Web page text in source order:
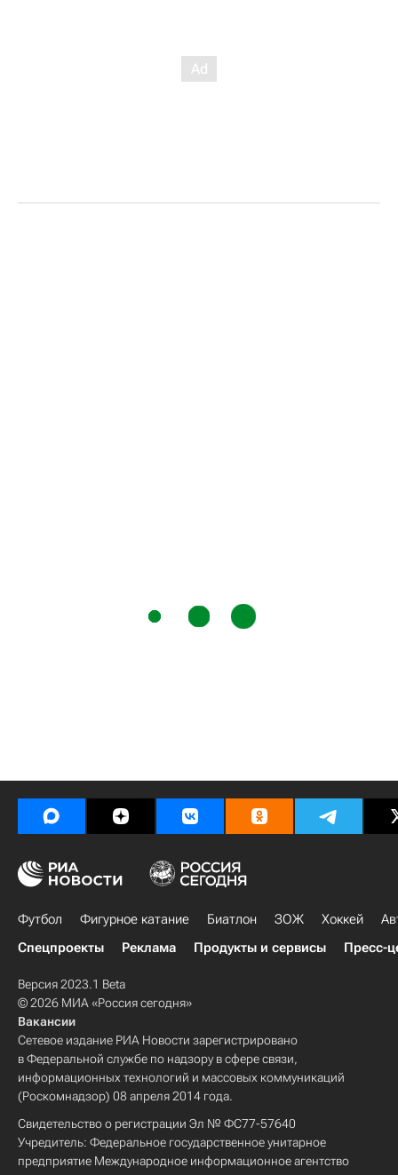
Футбол Фигурное катание Биатлон ЗОЖ Хоккей
Спецпроекты
Реклама Продукты и сервисы Пресс-
Версия 2023.1 Beta
© 2026 МИА «Россия сегодня»
Вакансии
Сетевое издание РИА Новости зарегистрировано
в Федеральной службе по надзору в сфере связи,
информационных технологий и массовых коммуникаций
(Роскомнадзор) 08 апреля 2014 года.
Свидетельство о регистрации Эл № ФС77-57640
Учредитель: Федеральное государственное унитарное
предприятие Международное информационное агентство